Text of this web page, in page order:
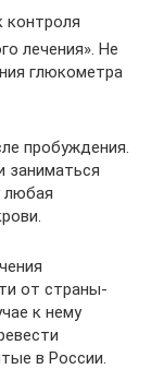
контроля
лечения». Не
глюкометра
пробуждения.
заниматься
любая
от страны-
к нему
в России.